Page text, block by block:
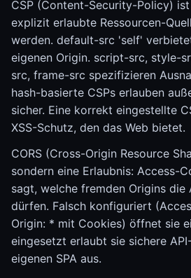
CSP (Content-Security-Policy)
explizit erlaubte Ressourcen-
werden. default-src 'self'
eigenen Origin. script-src, style-
src, frame-src spezifizieren
hash-basierte CSPs erlauben
sicher. Eine korrekt eingestellte
XSS-Schutz, den das Web bietet.
CORS (Cross-Origin Resource
sondern eine Erlaubnis: Access-
sagt, welche fremden Origins die
dürfen. Falsch konfiguriert
Origin: * mit Cookies) öffnet sie
eingesetzt erlaubt sie sichere
eigenen SPA aus.